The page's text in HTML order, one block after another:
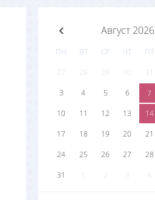
Август 2026
ПН ВТ СР ЧТ ПТ
27
28 29 31
3
4 5 6 7
10
11 12 13 14
17
18 19 20 21
24
25 26 27 28
31
1 2 4